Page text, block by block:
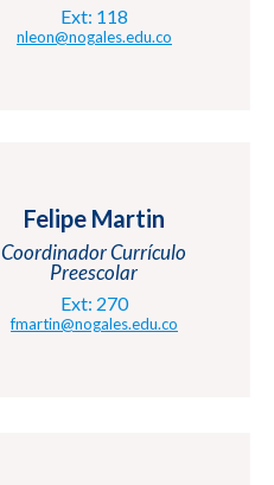
Ext: 118
nleon@nogales.edu.co
Felipe Martin
Coordinador Currículo
Preescolar
Ext: 270
fmartin@nogales.edu.co